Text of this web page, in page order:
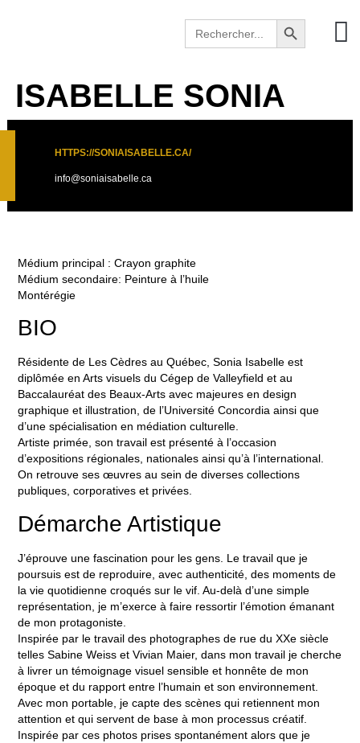
Search
for:
Search Button
ISABELLE SONIA
HTTPS://SONIAISABELLE.CA/
info@soniaisabelle.ca
Médium principal : Crayon graphite
Médium secondaire: Peinture à l’huile
Montérégie
BIO
Résidente de Les Cèdres au Québec, Sonia Isabelle est
diplômée en Arts visuels du Cégep de Valleyfield et au
Baccalauréat des Beaux-Arts avec majeures en design
graphique et illustration, de l’Université Concordia ainsi que
d’une spécialisation en médiation culturelle.
Artiste primée, son travail est présenté à l’occasion
d’expositions régionales, nationales ainsi qu’à l’international.
On retrouve ses œuvres au sein de diverses collections
publiques, corporatives et privées.
Démarche Artistique
J’éprouve une fascination pour les gens. Le travail que je
poursuis est de reproduire, avec authenticité, des moments de
la vie quotidienne croqués sur le vif. Au-delà d’une simple
représentation, je m’exerce à faire ressortir l’émotion émanant
de mon protagoniste.
Inspirée par le travail des photographes de rue du XXe siècle
telles Sabine Weiss et Vivian Maier, dans mon travail je cherche
à livrer un témoignage visuel sensible et honnête de mon
époque et du rapport entre l’humain et son environnement.
Avec mon portable, je capte des scènes qui retiennent mon
attention et qui servent de base à mon processus créatif.
Inspirée par ces photos prises spontanément alors que je